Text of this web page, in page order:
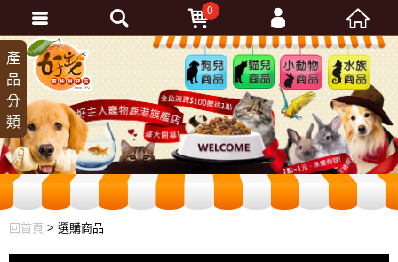
狗兒
商品
貓兒
商品
小動
物商
品
水族
商品
回首頁 > 選購商品
產
品
分
類
0
會員登入
忘記密碼
加入會員
訂單查詢